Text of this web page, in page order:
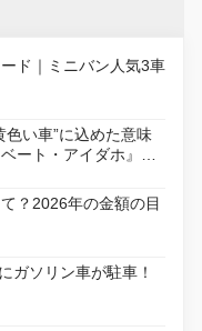
ド｜ミニバン人気3車
色い車”に込めた意味
ート・アイダホ』が
復活
？2026年の金額の目
ガソリン車が駐車！